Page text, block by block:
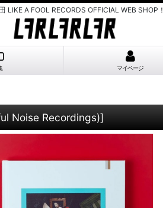
LIKE A FOOL RECORDS OFFICIAL WEB SHOP！
マイページ
Noise Recordings)]